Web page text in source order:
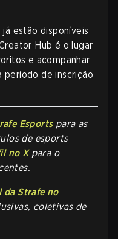
estão disponíveis
Hub é o lugar
e acompanhar
período de inscrição
Esportspara as
de esports
no Xpara o
da Strafe no
coletivas de